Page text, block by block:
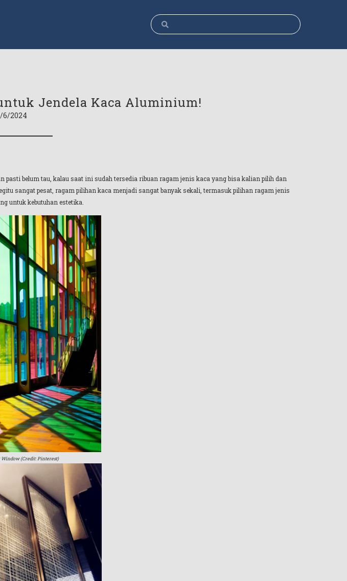
Jendela Kaca Aluminium!
6/2024
belum tau, kalau saat ini sudah tersedia ribuan ragam jenis kaca yang bisa kalian pilih dan
sangat pesat, ragam pilihan kaca menjadi sangat banyak sekali, termasuk pilihan ragam jenis
untuk kebutuhan estetika.
Window (Credit: Pinterest)